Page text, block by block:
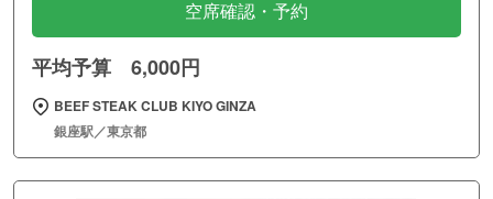
空席確認・予約
平均予算 6,000円
BEEF STEAK CLUB KIYO GINZA
銀座駅／東京都